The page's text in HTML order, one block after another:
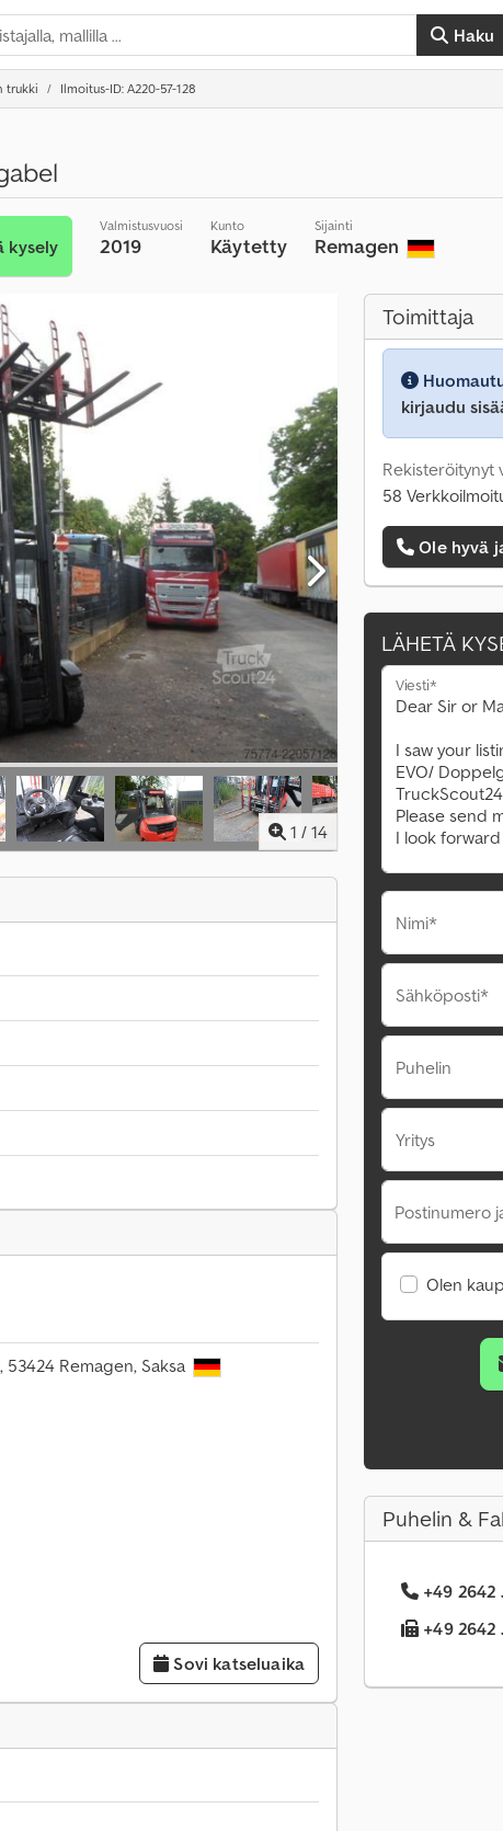
Haku
trukki Ilmoitus-ID: A220-57-128
kysely
Valmistusvuosi
2019
Kunto
Käytetty
Sijainti
Remagen
1 / 14
53424 Remagen, Saksa
Sovi katseluaika
Toimittaja
kirjaudu
Rekisteröitynyt
58
Ole hyvä
LÄHETÄ
Viesti*
Nimi*
Sähköposti*
Puhelin
Yritys
Postinumero
Olen
Puhelin &
+49 2642
+49 2642